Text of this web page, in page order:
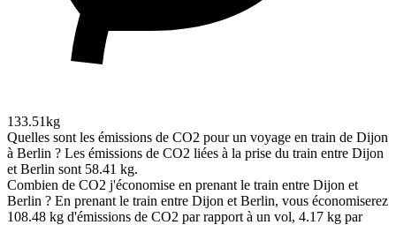
133.51kg
Quelles sont les émissions de CO2 pour un voyage en train de Dijon
à Berlin ? Les émissions de CO2 liées à la prise du train entre Dijon
et Berlin sont 58.41 kg.
Combien de CO2 j'économise en prenant le train entre Dijon et
Berlin ? En prenant le train entre Dijon et Berlin, vous économiserez
108.48 kg d'émissions de CO2 par rapport à un vol, 4.17 kg par